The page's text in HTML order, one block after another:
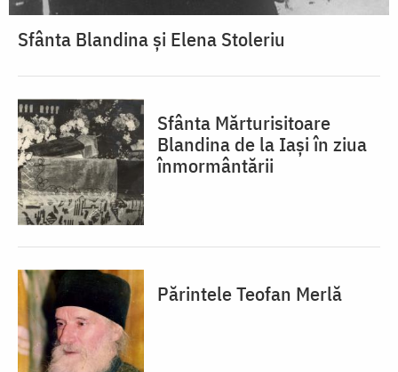
Sfânta Blandina și Elena Stoleriu
Sfânta Mărturisitoare
Blandina de la Iași în ziua
înmormântării
Părintele Teofan Merlă